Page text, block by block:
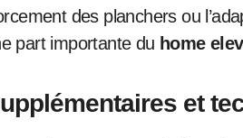
des planchers ou
part importante du home
et